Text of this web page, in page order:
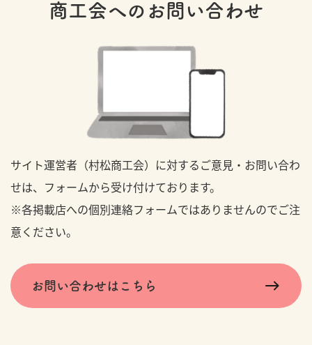
商工会へのお問い合わせ
サイト運営者（村松商工会）に対するご意見・お問い合わ
せは、フォームから受け付けております。
※各掲載店への個別連絡フォームではありませんのでご注
意ください。
お問い合わせはこちら